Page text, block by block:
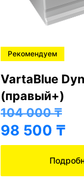
Рекомендуем
VartaBlue
(правый+)
104 000₸
98 500 ₸